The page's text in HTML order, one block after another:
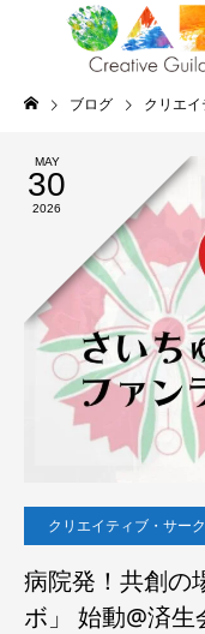
ブログ クリエ
MAY
30
2026
クリエイティブ・サー
病院発！共創の
ボ」 始動@済